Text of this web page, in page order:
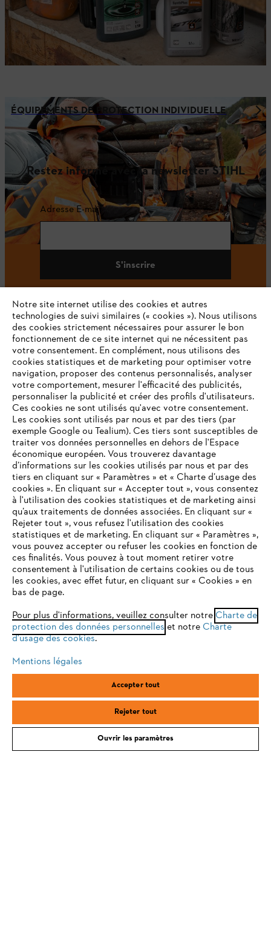
ÉQUIPEMENTS DE PROTECTION INDIVIDUELLE
Restez informé avec la newsletter STIHL
Adresse E-mail
S'inscrire
#STIHL
LA QUALITÉ STIHL DEPUIS 100 ANS
LIVRAISON À DOMICILE OU CHEZ VOTRE
REVENDEUR
VOTRE NAVIGATEUR INTERNET
N'EST PLUS PRIS EN CHARGE
Vous utilisez un navigateur Internet que nous ne prenons plus
en charge, et certaines fonctionnalités de notre site ne
peuvent fonctionner correctement. Pour une utilisation
optimale de notre site, nous vous recommandons de passer à
l'un des navigateurs suivants :
firefox chrome
Notre site internet utilise des cookies et autres
technologies de suivi similaires (« cookies »). Nous utilisons
des cookies strictement nécessaires pour assurer le bon
fonctionnement de ce site internet qui ne nécessitent pas
votre consentement. En complément, nous utilisons des
cookies statistiques et de marketing pour optimiser votre
navigation, proposer des contenus personnalisés, analyser
votre comportement, mesurer l'efficacité des publicités,
personnaliser la publicité et créer des profils d'utilisateurs.
Ces cookies ne sont utilisés qu'avec votre consentement.
Les cookies sont utilisés par nous et par des tiers (par
exemple Google ou Tealium). Ces tiers sont susceptibles de
traiter vos données personnelles en dehors de l'Espace
économique européen. Vous trouverez davantage
d’informations sur les cookies utilisés par nous et par des
tiers en cliquant sur « Paramètres » et « Charte d’usage des
cookies ». En cliquant sur « Accepter tout », vous consentez
à l'utilisation des cookies statistiques et de marketing ainsi
qu’aux traitements de données associées. En cliquant sur «
Rejeter tout », vous refusez l'utilisation des cookies
statistiques et de marketing. En cliquant sur « Paramètres »,
vous pouvez accepter ou refuser les cookies en fonction de
ces finalités. Vous pouvez à tout moment retirer votre
consentement à l'utilisation de certains cookies ou de tous
les cookies, avec effet futur, en cliquant sur « Cookies » en
bas de page.
Pour plus d'informations, veuillez consulter notre Charte de
protection des données personnelles et notre Charte
d'usage des cookies.
Mentions légales
Accepter tout
Rejeter tout
Ouvrir les paramètres